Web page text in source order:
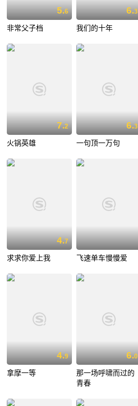
5.6
非常父子档
6.3
我们的十年
7.2
火锅英雄
6.3
一句顶一万句
4.7
求求你爱上我 飞速单车慢慢爱
4.9
拿摩一等
6.0
那一场呼啸而过的
青春